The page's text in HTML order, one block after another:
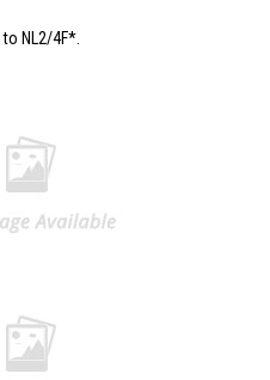
NL2/4F*.